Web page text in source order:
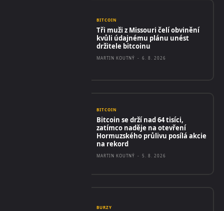
BITCOIN
Tři muži z Missouri čelí obvinění
kvůli údajnému plánu unést
držitele bitcoinu
MARTIN KOUTNÝ - 6. 8. 2026
BITCOIN
Bitcoin se drží nad 64 tisíci,
zatímco naděje na otevření
Hormuzského průlivu posílá akcie
na rekord
MARTIN KOUTNÝ - 5. 8. 2026
BURZY